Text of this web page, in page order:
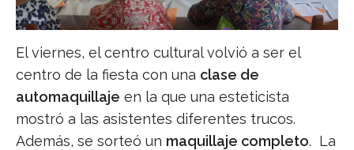
El viernes, el centro cultural volvió a ser el
centro de la fiesta con una clase de
automaquillaje en la que una esteticista
mostró a las asistentes diferentes trucos.
Además, se sorteó un maquillaje completo. La